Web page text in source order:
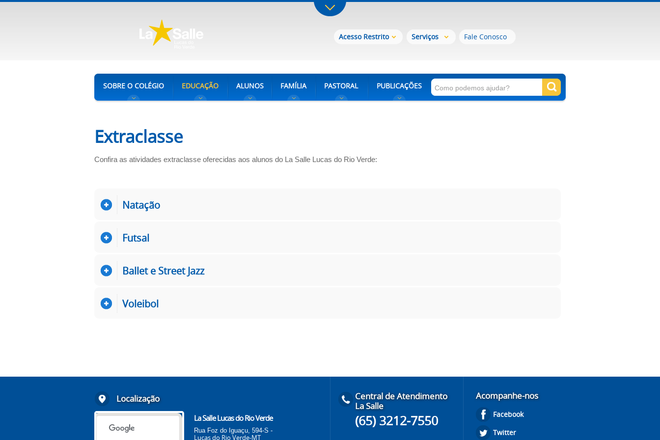
Acesso Restrito Serviços Fale Conosco
SOBRE O COLÉGIO EDUCAÇÃO ALUNOS FAMÍLIA PASTORAL PUBLICAÇÕES
Extraclasse
Confira as atividades extraclasse oferecidas aos alunos do La Salle Lucas do Rio Verde:
Natação
Futsal
Ballet e Street Jazz
Voleibol
Localização
La Salle Lucas do Rio Verde
Rua Foz do Iguaçu, 594-S -
Lucas do Rio Verde-MT
Central de Atendimento
La Salle
(65) 3212-7550
Acompanhe-nos
Facebook
Twitter